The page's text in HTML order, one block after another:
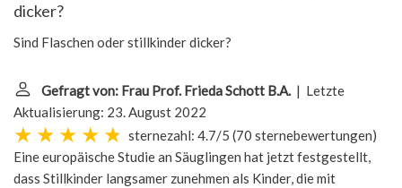
dicker?
Sind Flaschen oder stillkinder dicker?
Gefragt von: Frau Prof. Frieda Schott B.A. | Letzte
Aktualisierung: 23. August 2022
sternezahl: 4.7/5 (70 sternebewertungen)
Eine europäische Studie an Säuglingen hat jetzt festgestellt,
dass Stillkinder langsamer zunehmen als Kinder, die mit